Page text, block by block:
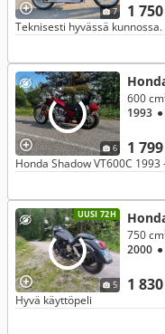
7 1
Teknisesti hyvässä
6 1
600
1993
Honda Shadow VT600C
UUSI 72H
5 1
750
2000
Hyvä käyttöpeli